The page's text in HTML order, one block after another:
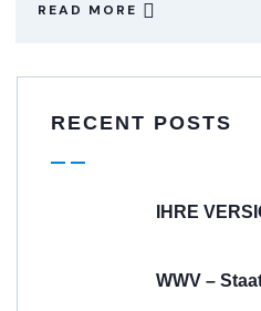
READ MORE
RECENT POSTS
IHRE
WWV –